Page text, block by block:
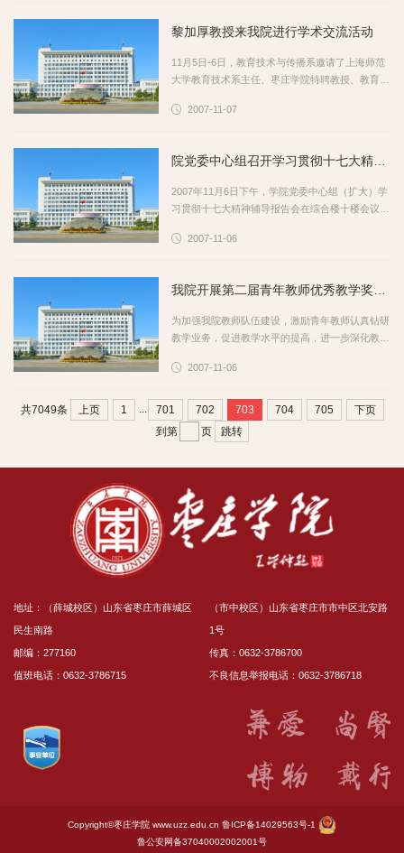
黎加厚教授来我院进行学术交流活动
11月5日-6日，教育技术与传播系邀请了上海师范
大学教育技术系主任、枣庄学院特聘教授、教育部
院进行学术交流活动，受到曹胜强副院长的欢迎和
2007-11-07
2007年11月6日下午，学院党委中心组（扩大）学
习贯彻十七大精神辅导报告会在综合楼十楼会议室
喜、颜世昌出席会议。全院各党总支书记、机关工
2007-11-06
为加强我院教师队伍建设，激励青年教师认真钻研
教学业务，促进教学水平的提高，进一步深化教学
秀教学奖评选办法（试行）》（枣院政字[2005]93
2007-11-06
共7049条 上页 1 ... 701 702 703 704 705
下页
到第
页 跳转
地址：（薛城校区）山东省枣庄市薛城区
民生南路
邮编：277160
值班电话：0632-3786715
（市中校区）山东省枣庄市市中区北安路
1号
传真：0632-3786700
不良信息举报电话：0632-3786718
Copyright©枣庄学院 www.uzz.edu.cn 鲁ICP备14029563号-1
鲁公安网备37040002002001号